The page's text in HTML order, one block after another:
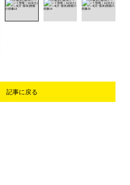
記事に戻る